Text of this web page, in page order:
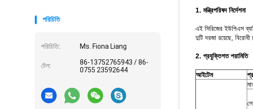
পরিচিতি
পরিচিতি: Ms. Fiona Liang
টেল:
86-13752765943 / 86-
0755 23592644
1. মন্ত্রিপরিষদ নির্দেশনা
এই সিরিজের ইউপিএস
দুটি দরজা রয়েছে,
2. প্রযুক্তিগত পরামিতি
আইটেম